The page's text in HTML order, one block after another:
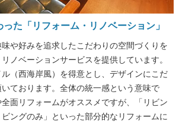
た「リフォーム・リノベーション」
や好みを追求したこだわりの空間づくりを
ノベーションサービスを提供しています。
（西海岸風）を得意とし、デザインにこだ
ております。全体の統一感という意味で
面リフォームがオススメですが、「リビン
ビングのみ」といった部分的なリフォームに